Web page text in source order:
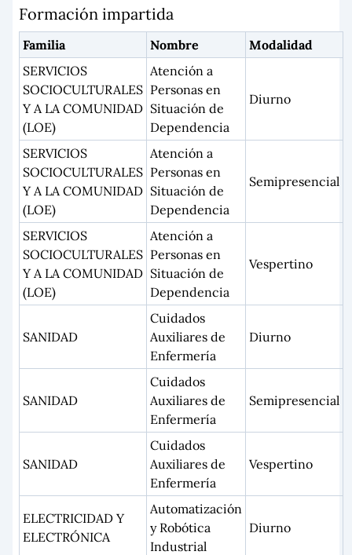
Formación impartida
Familia Nombre
Modalidad
SERVICIOS
SOCIOCULTURALES
Y A LA COMUNIDAD
(LOE)
Atención a
Personas en
Situación de
Dependencia
Diurno
SERVICIOS
SOCIOCULTURALES
Y A LA COMUNIDAD
(LOE)
Atención a
Personas en
Situación de
Dependencia
Semipresencial
SERVICIOS
SOCIOCULTURALES
Y A LA COMUNIDAD
(LOE)
Atención a
Personas en
Situación de
Dependencia
Vespertino
SANIDAD
Cuidados
Auxiliares de
Enfermería
Diurno
SANIDAD
Cuidados
Auxiliares de
Enfermería
Semipresencial
SANIDAD
Cuidados
Auxiliares de
Enfermería
Vespertino
ELECTRICIDAD Y
ELECTRÓNICA
Automatización
y Robótica
Industrial
Diurno